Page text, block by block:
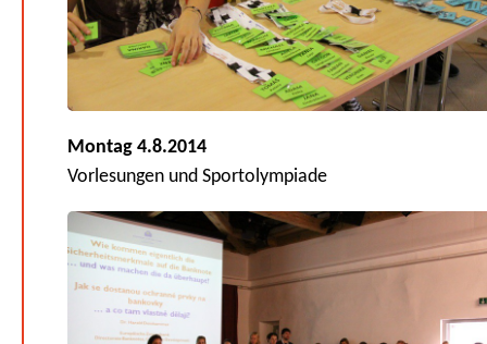
Montag 4.8.2014
Vorlesungen und Sportolympiade